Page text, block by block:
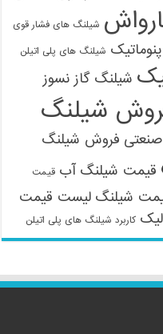
شیلنگ های فشار قوی
شیلنگ های پلی اتیلن
شیلنگ گاز نسوز
شیلنگ
فروش شیلنگ
قیمت شیلنگ آب قیمت
شیلنگ لیست قیمت
کاربرد شیلنگ های پلی اتیلن